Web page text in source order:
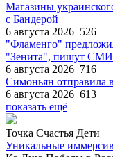
Магазины
с Бандерой
6 августа 2026 526
"Фламенго"
"Зенита", пишут СМИ
6 августа 2026 716
Симоньян отправила
6 августа 2026 613
показать ещё
Точка Счастья Дети
Уникальные